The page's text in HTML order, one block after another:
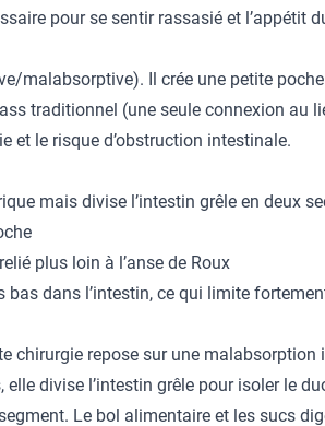
pour se sentir rassasié et l’appétit
malabsorptive). Il crée une petite
traditionnel (une seule connexion au
et le risque d’obstruction intestinale.
mais divise l’intestin grêle en deux
plus loin à l’anse de Roux
dans l’intestin, ce qui limite
chirurgie repose sur une
divise l’intestin grêle pour isoler le
Le bol alimentaire et les sucs